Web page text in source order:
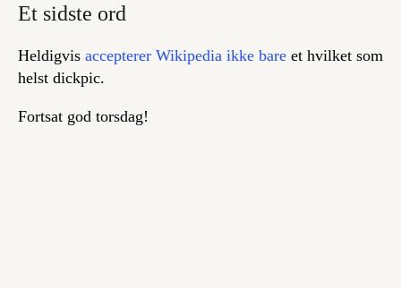
Et sidste ord
Heldigvis accepterer Wikipedia ikke bare et hvilket som
helst dickpic.
Fortsat god torsdag!